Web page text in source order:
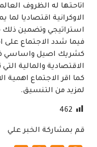
اتاحتها له الظروف
الاوكرانية اقتصاديا
استراتيجي وتضمين ذلك
فيما شدد الاجتماع على
كشريك اصيل واساسي
الاقتصادية والمالية
كما اقر الاجتماع اهمية
لمزيد من التنسيق.
462
قم بمشاركة الخبر علي